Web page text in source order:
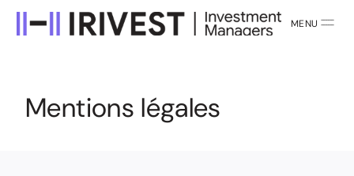
MENU
Mentions légales